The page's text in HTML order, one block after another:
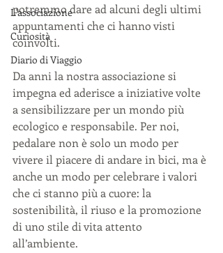
L'associazione
Curiosità
Diario di Viaggio
potremmo dare ad alcuni degli ultimi
appuntamenti che ci hanno visti
coinvolti.
Da anni la nostra associazione si
impegna ed aderisce a iniziative volte
a sensibilizzare per un mondo più
ecologico e responsabile. Per noi,
pedalare non è solo un modo per
vivere il piacere di andare in bici, ma è
anche un modo per celebrare i valori
che ci stanno più a cuore: la
sostenibilità, il riuso e la promozione
di uno stile di vita attento
all’ambiente.